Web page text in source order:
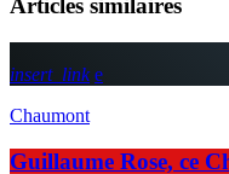
Articles similaires
insert_link
Chaumont
Guillaume Rose, ce